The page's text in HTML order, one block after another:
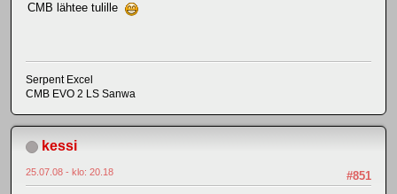
CMB lähtee tulille
Serpent Excel
CMB EVO 2 LS Sanwa
kessi
#851
25.07.08 - klo: 20.18